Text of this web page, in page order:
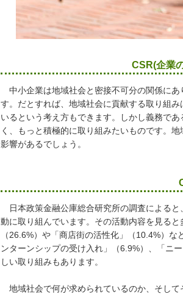
CSR(企業
中小企業は地域社会と密接不可分の関係にあ
す。だとすれば、地域社会に貢献する取り組
いるという考え方もできます。しかし義務で
く、もっと積極的に取り組みたいものです。
影響があるでしょう。
日本政策金融公庫総合研究所の調査による
動に取り組んでいます。その活動内容を見る
（26.6%）や「商店街の活性化」（10.4%）
ンターンシップの受け入れ」（6.9%）、「ニ
しい取り組みもあります。
地域社会で何が求められているのか、そし